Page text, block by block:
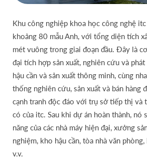
Khu công nghiệp khoa học công nghệ
khoảng 80 mẫu Anh, với tổng diện tích
mét vuông trong giai đoạn đầu. Đây là
đại tích hợp sản xuất, nghiên cứu và
hậu cần và sản xuất thông minh, cùng
thống nghiên cứu, sản xuất và bán hàng
cạnh tranh độc đáo với trụ sở tiếp thị và
có của itc. Sau khi dự án hoàn thành, nó
năng của các nhà máy hiện đại, xưởng
nghiệm, kho hậu cần, tòa nhà văn
v.v.